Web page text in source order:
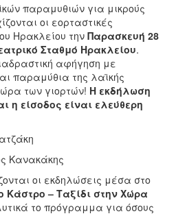
παραμυθιών για μικρούς
οι εορταστικές
Ηρακλείου την Παρασκευή 28
Σταθμό Ηρακλείου.
αφήγηση με
παραμύθια της λαϊκής
των γιορτών! Η εκδήλωση
η είσοδος είναι ελεύθερη
Κανακάκης
οι εκδηλώσεις μέσα στο
Κάστρο – Ταξίδι στην Χώρα
το πρόγραμμα για όσους